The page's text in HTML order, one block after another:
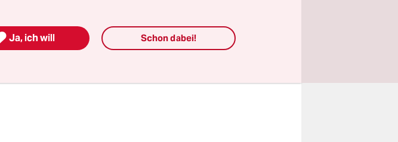
Ja, ich will Schon dabei!